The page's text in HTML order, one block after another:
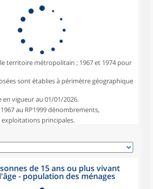
territoire métropolitain ; 1967 et 1974 pour
sont établies à périmètre géographique
en vigueur au 01/01/2026.
au RP1999 dénombrements,
exploitations principales.
de 15 ans ou plus vivant
- population des ménages